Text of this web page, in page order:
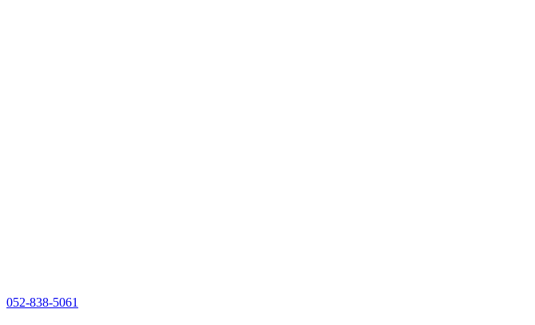
052-838-5061